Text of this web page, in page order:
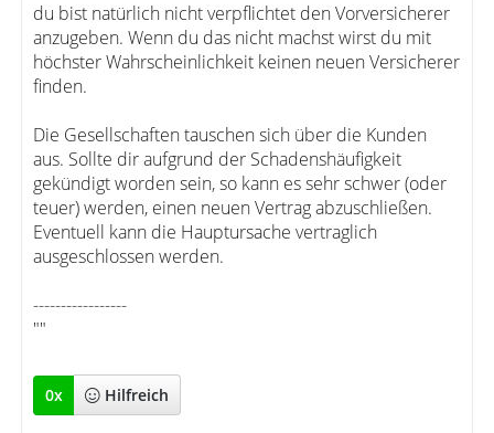
du bist natürlich nicht verpflichtet den Vorversicherer
anzugeben. Wenn du das nicht machst wirst du mit
höchster Wahrscheinlichkeit keinen neuen Versicherer
finden.
Die Gesellschaften tauschen sich über die Kunden
aus. Sollte dir aufgrund der Schadenshäufigkeit
gekündigt worden sein, so kann es sehr schwer (oder
teuer) werden, einen neuen Vertrag abzuschließen.
Eventuell kann die Hauptursache vertraglich
ausgeschlossen werden.
-----------------
""
0x Hilfreich